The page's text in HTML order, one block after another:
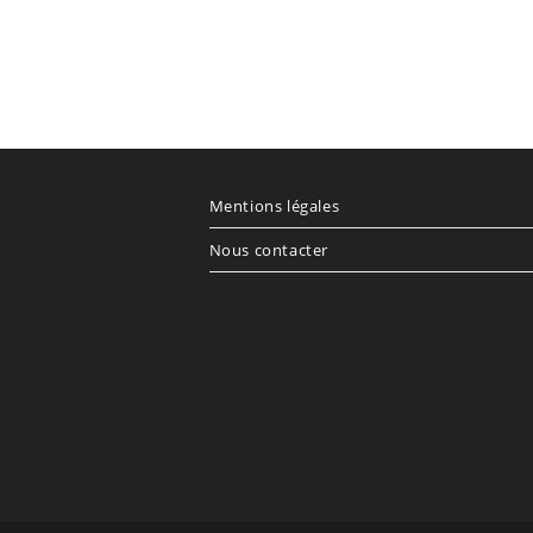
Mentions légales
Nous contacter